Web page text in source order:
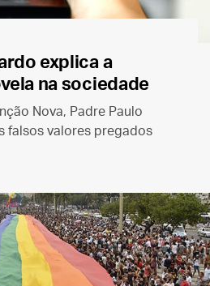
explica a
na sociedade
Nova, Padre Paulo
falsos valores pregados